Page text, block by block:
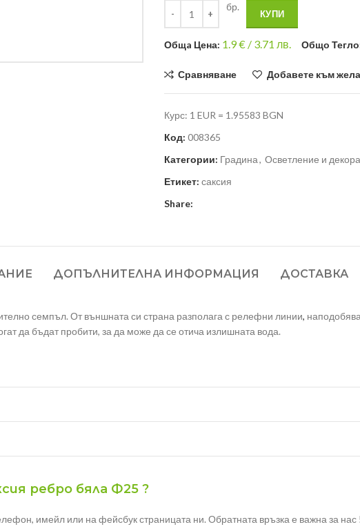
бр.
КУПИ
Общa Цена: 1.9€ / 3.71 лв. Общо
Сравняване Добавете към
Курс: 1 EUR = 1.95583 BGN
Код: 008365
Категории: Градина, Осветление и
Етикет: саксия
Share:
ДОПЪЛНИТЕЛНА ИНФОРМАЦИЯ ДОСТАВКА
семпъл. От външната си страна разполага с релефни линии,
да бъдат пробити, за да може да се отича излишната вода.
ребро бяла Ф25 ?
имейл или на фейсбук страницата ни. Обратната връзка е важна за нас !